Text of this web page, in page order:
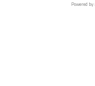
Powered by: